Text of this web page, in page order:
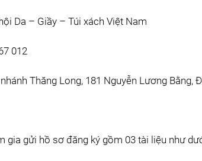
Da – Giầy – Túi xách Việt Nam
012
Thăng Long, 181 Nguyễn Lương Bằng,
gia gửi hồ sơ đăng ký gồm 03 tài liệu như